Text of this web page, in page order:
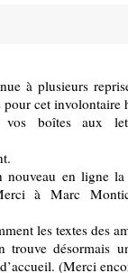
à plusieurs
pour cet involontaire
boîtes aux
en ligne la
à Marc
les textes des
trouve désormais
(Merci